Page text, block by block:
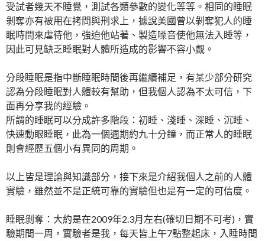
受試者幾天不睡覺，測試各類參數的變化等等。相同的睡眠
剝奪亦有被用在拷問與刑求上，據說美國曾以剝奪犯人的睡
眠時間來虐待他，強迫他站著、製造噪音使他無法入睡等，
因此可見缺乏睡眠對人體所造成的影響不容小覷。
分段睡眠是指中斷睡眠時間後再繼續補足，有某少部分研究
認為分段睡眠對人體較有幫助，但我個人認為不太可信，下
面再分享我的經驗。
所謂的睡眠可以分成許多階段：初睡、淺睡、深睡、沉睡、
快速動眼睡眠，此為一個週期約九十分鐘，而正常人的睡眠
則會經歷五個小有異同的周期。
以上皆是理論與知識部分，接下來是介紹我個人之前的人體
實驗，雖然並不是正統可靠的實驗但也是有一定的可信度。
睡眠剝奪：大約是在2009年2.3月左右(確切日期不可考)，實
驗期間一周，實驗者是我，每天皆上午7點整起床，入睡時間